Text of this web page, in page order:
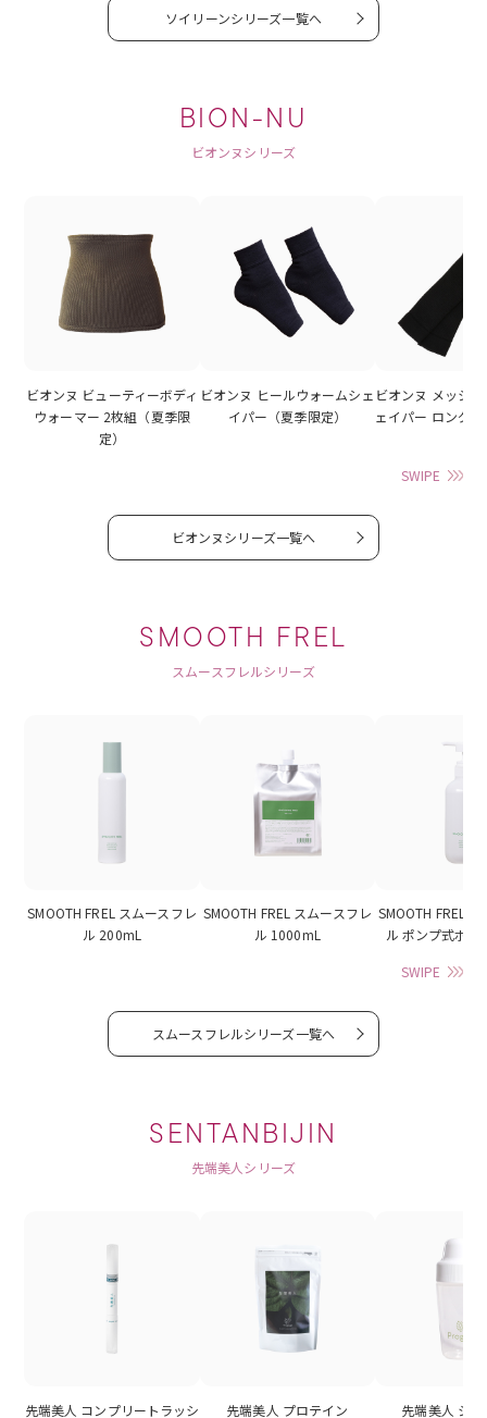
ソイリーンシリーズ一覧へ
BION-NU
ビオンヌシリーズ
ビオンヌ ビューティーボディ
ウォーマー 2枚組（夏季限
定）
ビオンヌ ヒールウォームシェ
イパー（夏季限定）
ビオンヌ メッシ
ェイパー ロング
SWIPE
ビオンヌシリーズ一覧へ
SMOOTH FREL
スムースフレルシリーズ
SMOOTH FREL スムースフレ
ル 200mL
SMOOTH FREL スムースフレ
ル 1000mL
SMOOTH FREL
ル ポンプ式ボト
SWIPE
スムースフレルシリーズ一覧へ
SENTANBIJIN
先端美人シリーズ
先端美人 コンプリートラッシ
先端美人 プロテイン 先端美人 シ